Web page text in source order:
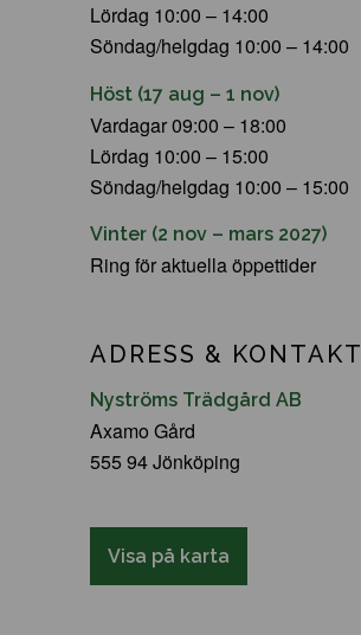
Lördag 10:00 – 14:00
Söndag/helgdag 10:00 – 14:00
Höst (17 aug – 1 nov)
Vardagar 09:00 – 18:00
Lördag 10:00 – 15:00
Söndag/helgdag 10:00 – 15:00
Vinter (2 nov – mars 2027)
Ring för aktuella öppettider
ADRESS & KONTAKT
Nyströms Trädgård AB
Axamo Gård
555 94 Jönköping
Visa på karta